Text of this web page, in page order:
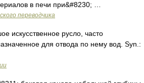
в печи при&#8230; …
переводчика
искусственное русло, часто
для отвода по нему вод. Syn.: